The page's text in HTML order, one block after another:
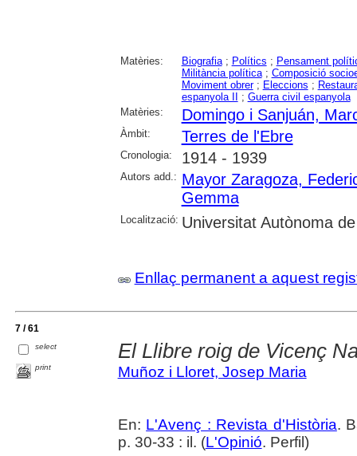
Matèries: Biografia; Polítics ; Pensament
Militància política; Composició
Moviment obrer; Eleccions ;
espanyola II ; Guerra civil espanyola
Matèries:
Domingo i Sanjuán,
Àmbit: Terres de l'Ebre
Cronologia: 1914 - 1939
Autors add.: Mayor Zaragoza,
Gemma
Localització: Universitat Autònoma
Enllaç permanent a aquest
7 / 61
select
print
El Llibre roig de Vicenç
Muñoz i Lloret, Josep Maria
En: L'Avenç : Revista d'Història.
p. 30-33 : il. (L'Opinió. Perfil)